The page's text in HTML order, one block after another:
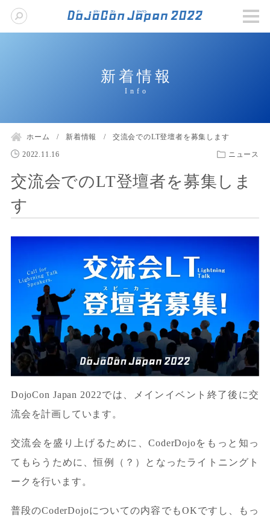
新着情報
ホーム 新着情報 交流会でのLT登壇者を募集します
2022.11.16 ニュース
交流会でのLT登壇者を募集しま
す
DojoCon Japan 2022では、メインイベント終了後に交
流会を計画しています。
交流会を盛り上げるために、CoderDojoをもっと知っ
てもらうために、恒例（？）となったライトニングト
ークを行います。
普段のCoderDojoについての内容でもOKですし、もっ